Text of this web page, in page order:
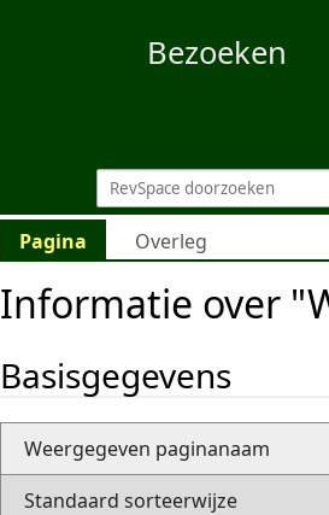
Bezoeken
Pagina Overleg
Informatie over
Basisgegevens
Weergegeven paginanaam
Standaard sorteerwijze